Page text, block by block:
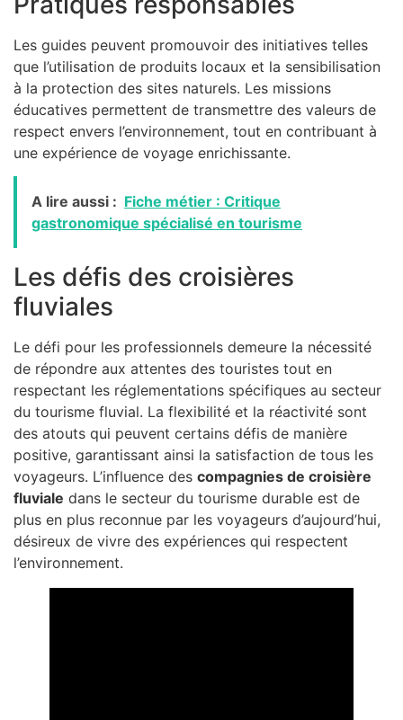
Les guides peuvent promouvoir des initiatives telles
que l’utilisation de produits locaux et la sensibilisation
à la protection des sites naturels. Les missions
éducatives permettent de transmettre des valeurs de
respect envers l’environnement, tout en contribuant à
une expérience de voyage enrichissante.
A lire aussi : Fiche métier : Critique
gastronomique spécialisé en tourisme
Les défis des croisières
fluviales
Le défi pour les professionnels demeure la nécessité
de répondre aux attentes des touristes tout en
respectant les réglementations spécifiques au secteur
du tourisme fluvial. La flexibilité et la réactivité sont
des atouts qui peuvent certains défis de manière
positive, garantissant ainsi la satisfaction de tous les
voyageurs. L’influence des compagnies de croisière
fluviale dans le secteur du tourisme durable est de
plus en plus reconnue par les voyageurs d’aujourd’hui,
désireux de vivre des expériences qui respectent
l’environnement.